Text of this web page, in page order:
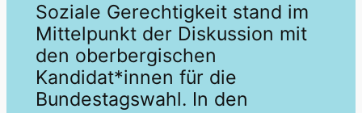
Soziale Gerechtigkeit stand im
Mittelpunkt der Diskussion mit
den oberbergischen
Kandidat*innen für die
Bundestagswahl. In den